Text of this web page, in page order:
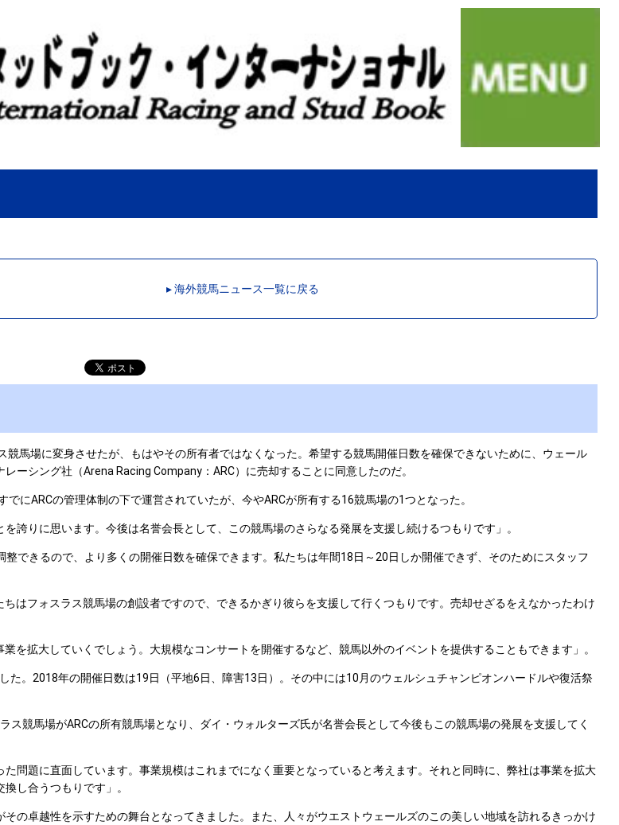
▸ 海外競馬ニュース一覧に戻る
馬場に変身させたが、もはやその所有者ではなくなった。希望する競馬開催日数を確保できないために、ウェール
ーシング社（Arena Racing Company：ARC）に売却することに同意したのだ。
ARCの管理体制の下で運営されていたが、今やARCが所有する16競馬場の1つとなった。
りに思います。今後は名誉会長として、この競馬場のさらなる発展を支援し続けるつもりです」。
できるので、より多くの開催日数を確保できます。私たちは年間18日～20日しか開催できず、そのためにスタッフ
はフォスラス競馬場の創設者ですので、できるかぎり彼らを支援して行くつもりです。売却せざるをえなかったわけ
拡大していくでしょう。大規模なコンサートを開催するなど、競馬以外のイベントを提供することもできます」。
。2018年の開催日数は19日（平地6日、障害13日）。その中には10月のウェルシュチャンピオンハードルや復活祭
競馬場がARCの所有競馬場となり、ダイ・ウォルターズ氏が名誉会長として今後もこの競馬場の発展を支援してく
問題に直面しています。事業規模はこれまでになく重要となっていると考えます。それと同時に、弊社は事業を拡大
し合うつもりです」。
の卓越性を示すための舞台となってきました。また、人々がウエストウェールズのこの美しい地域を訪れるきっかけ